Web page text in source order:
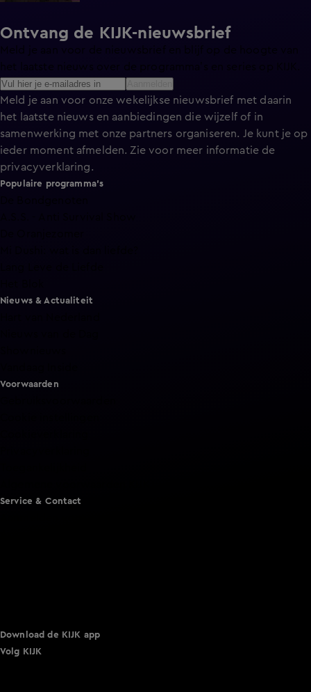
Ontvang de KIJK-nieuwsbrief
Meld je aan voor onze wekelijkse nieuwsbrief met daarin
het laatste nieuws en aanbiedingen die wijzelf of in
samenwerking met onze partners organiseren. Je kunt je op
ieder moment afmelden. Zie voor meer informatie de
privacyverklaring.
Populaire programma's
Nieuws & Actualiteit
Voorwaarden
Service & Contact
Download de KIJK app
Volg KIJK